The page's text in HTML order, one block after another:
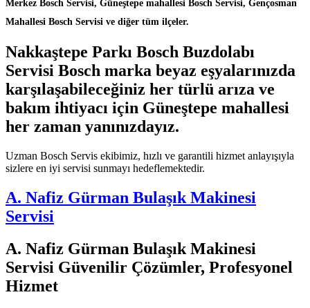
Merkez Bosch Servisi, Güneştepe mahallesi Bosch Servisi, Gençosman
Mahallesi Bosch Servisi ve diğer tüm ilçeler.
Nakkaştepe Parkı Bosch Buzdolabı
Servisi Bosch marka beyaz eşyalarınızda
karşılaşabileceğiniz her türlü arıza ve
bakım ihtiyacı için Güneştepe mahallesi
her zaman yanınızdayız.
Uzman Bosch Servis ekibimiz, hızlı ve garantili hizmet anlayışıyla
sizlere en iyi servisi sunmayı hedeflemektedir.
A. Nafiz Gürman Bulaşık Makinesi
Servisi
A. Nafiz Gürman Bulaşık Makinesi
Servisi Güvenilir Çözümler, Profesyonel
Hizmet